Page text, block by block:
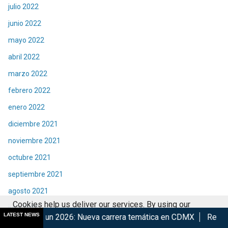
julio 2022
junio 2022
mayo 2022
abril 2022
marzo 2022
febrero 2022
enero 2022
diciembre 2021
noviembre 2021
octubre 2021
septiembre 2021
agosto 2021
julio 2021
LATEST NEWS
Nueva carrera temática en CDMX Retorna The
Cookies help us deliver our services. By using our
services, you agree to our use of cookies.
Got it